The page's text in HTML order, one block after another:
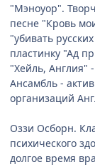
"Мэноуор".
песне "Кровь
"убивать
пластинку "Ад
"Хейль, Англия"
Ансамбль -
организаций
Оззи Осборн.
психического
долгое время